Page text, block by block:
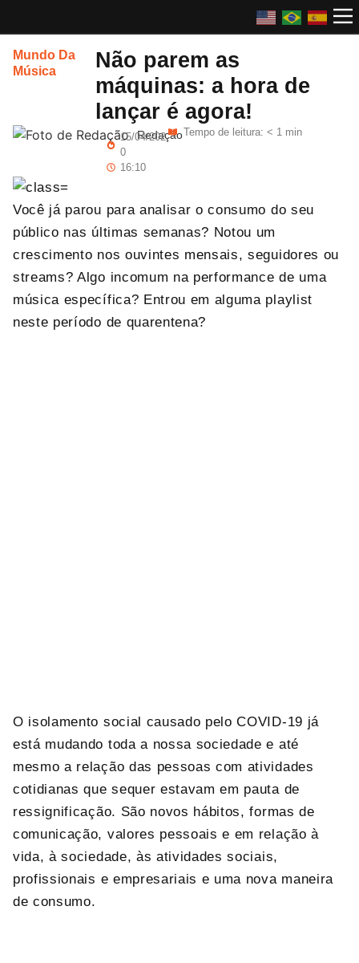
Mundo Da
Música
Não parem as
máquinas: a hora de
lançar é agora!
Redação
15/04/202
0
16:10
Tempo de leitura: < 1 min
Você já parou para analisar o consumo do seu
público nas últimas semanas? Notou um
crescimento nos ouvintes mensais, seguidores ou
streams? Algo incomum na performance de uma
música específica? Entrou em alguma playlist
neste período de quarentena?
O isolamento social causado pelo COVID-19 já
está mudando toda a nossa sociedade e até
mesmo a relação das pessoas com atividades
cotidianas que sequer estavam em pauta de
ressignificação. São novos hábitos, formas de
comunicação, valores pessoais e em relação à
vida, à sociedade, às atividades sociais,
profissionais e empresariais e uma nova maneira
de consumo.